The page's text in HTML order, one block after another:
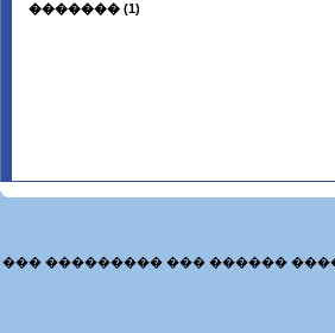
������� (1)
��� ��������� ��� ������